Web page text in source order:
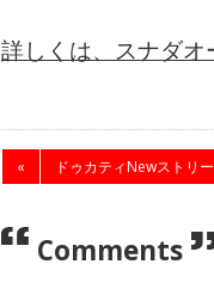
詳しくは、スナダ
« ドゥカティNewストリ
Comments